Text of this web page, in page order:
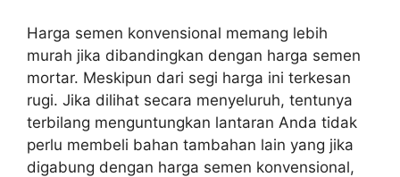
Harga semen konvensional memang lebih
murah jika dibandingkan dengan harga semen
mortar. Meskipun dari segi harga ini terkesan
rugi. Jika dilihat secara menyeluruh, tentunya
terbilang menguntungkan lantaran Anda tidak
perlu membeli bahan tambahan lain yang jika
digabung dengan harga semen konvensional,